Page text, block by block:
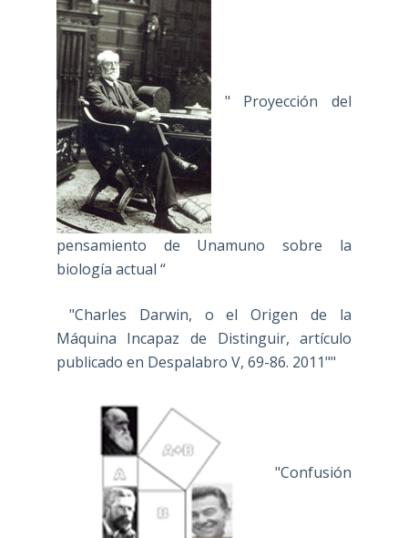
" Proyección del
pensamiento de Unamuno sobre la
biología actual “
"Charles Darwin, o el Origen de la
Máquina Incapaz de Distinguir, artículo
publicado en Despalabro V, 69-86. 2011""
"Confusión